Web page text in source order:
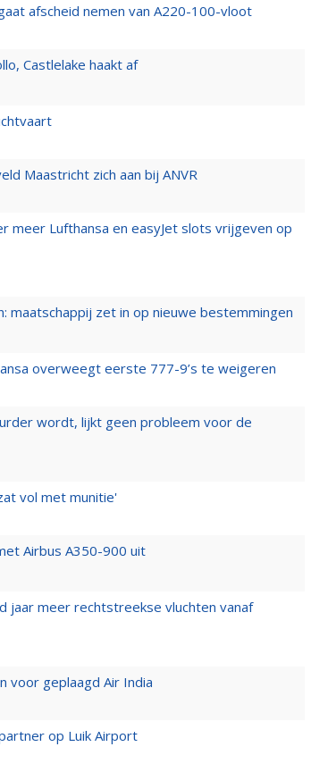
afscheid nemen van A220-100-vloot
Castlelake haakt af
Maastricht zich aan bij ANVR
meer Lufthansa en easyJet slots vrijgeven op
maatschappij zet in op nieuwe bestemmingen
overweegt eerste 777-9’s te weigeren
wordt, lijkt geen probleem voor de
vol met munitie'
Airbus A350-900 uit
jaar meer rechtstreekse vluchten vanaf
voor geplaagd Air India
op Luik Airport